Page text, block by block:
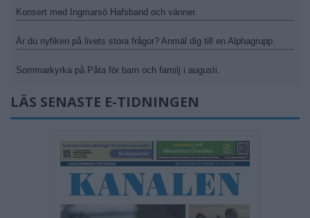
Konsert med Ingmarsö Hafsband och vänner.
Är du nyfiken på livets stora frågor? Anmäl dig till en Alphagrupp.
Sommarkyrka på Påta för barn och familj i augusti.
LÄS SENASTE E-TIDNINGEN